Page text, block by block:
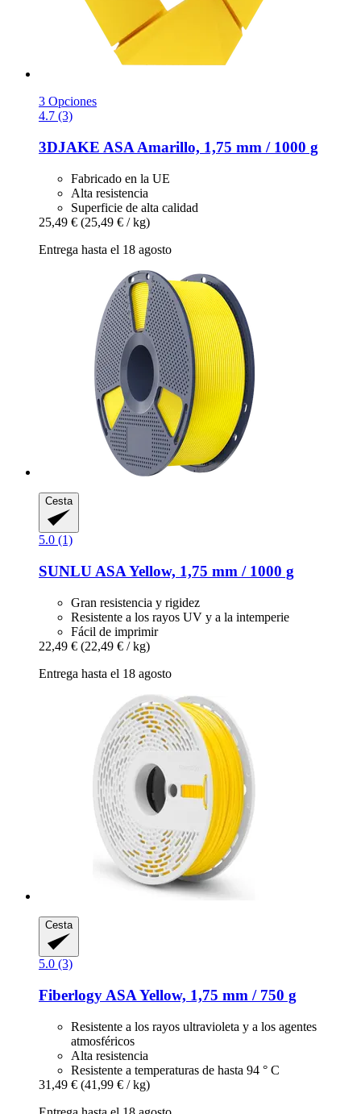
3 Opciones
4.7 (3)
3DJAKE ASA Amarillo, 1,75 mm / 1000 g
Fabricado en la UE
Alta resistencia
Superficie de alta calidad
25,49 € (25,49 € / kg)
Entrega hasta el 18 agosto
Cesta
5.0 (1)
SUNLU ASA Yellow, 1,75 mm / 1000 g
Gran resistencia y rigidez
Resistente a los rayos UV y a la intemperie
Fácil de imprimir
22,49 € (22,49 € / kg)
Entrega hasta el 18 agosto
Cesta
5.0 (3)
Fiberlogy ASA Yellow, 1,75 mm / 750 g
Resistente a los rayos ultravioleta y a los agentes
atmosféricos
Alta resistencia
Resistente a temperaturas de hasta 94 ° C
31,49 € (41,99 € / kg)